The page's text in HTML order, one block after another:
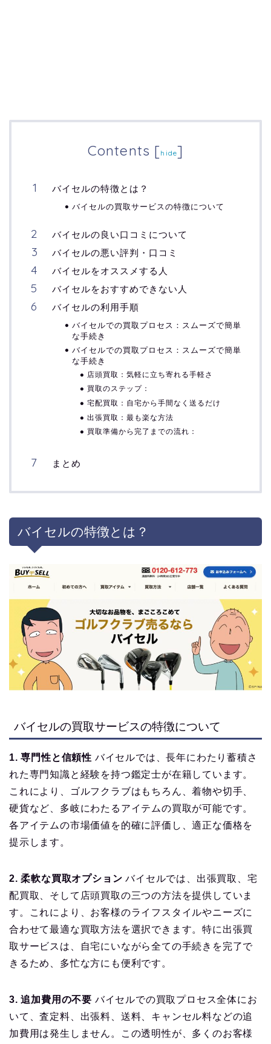
Contents [hide]
バイセルの特徴とは？
バイセルの買取サービスの特徴について
バイセルの良い口コミについて
バイセルの悪い評判・口コミ
バイセルをオススメする人
バイセルをおすすめできない人
バイセルの利用手順
バイセルでの買取プロセス：スムーズで簡単
な手続き
バイセルでの買取プロセス：スムーズで簡単
な手続き
店頭買取：気軽に立ち寄れる手軽さ
買取のステップ：
宅配買取：自宅から手間なく送るだけ
出張買取：最も楽な方法
買取準備から完了までの流れ：
まとめ
バイセルの特徴とは？
バイセルの買取サービスの特徴について
1. 専門性と信頼性 バイセルでは、長年にわたり蓄積さ
れた専門知識と経験を持つ鑑定士が在籍しています。
これにより、ゴルフクラブはもちろん、着物や切手、
硬貨など、多岐にわたるアイテムの買取が可能です。
各アイテムの市場価値を的確に評価し、適正な価格を
提示します。
2. 柔軟な買取オプション バイセルでは、出張買取、宅
配買取、そして店頭買取の三つの方法を提供していま
す。これにより、お客様のライフスタイルやニーズに
合わせて最適な買取方法を選択できます。特に出張買
取サービスは、自宅にいながら全ての手続きを完了で
きるため、多忙な方にも便利です。
3. 追加費用の不要 バイセルでの買取プロセス全体にお
いて、査定料、出張料、送料、キャンセル料などの追
加費用は発生しません。この透明性が、多くのお客様